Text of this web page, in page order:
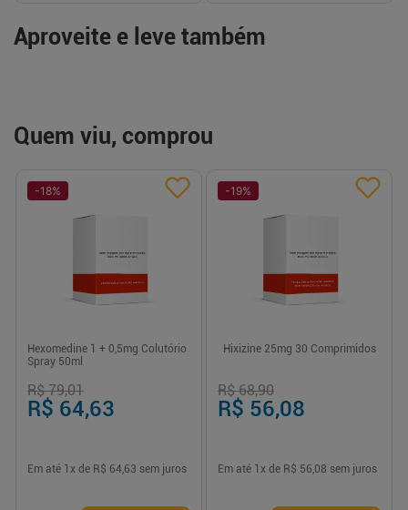
Aproveite e leve também
Quem viu, comprou
-18%
Hexomedine 1 + 0,5mg Colutório
Spray 50ml
R$ 79,01
R$ 64,63
Em até 1 x de R$ 64,63 sem juros
-19%
Hixizine 25mg 30 Comprimidos
R$ 68,90
R$ 56,08
Em até 1 x de R$ 56,08 sem juros